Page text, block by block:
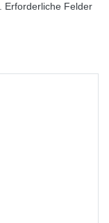
Erforderliche Felder